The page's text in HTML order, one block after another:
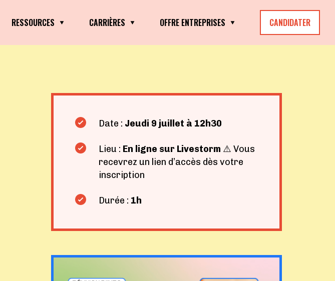
RESSOURCES CARRIÈRES OFFRE ENTREPRISES CANDIDATER
Date : Jeudi 9 juillet à 12h30
Lieu : En ligne sur Livestorm ⚠️ Vous
recevrez un lien d’accès dès votre
inscription
Durée : 1h